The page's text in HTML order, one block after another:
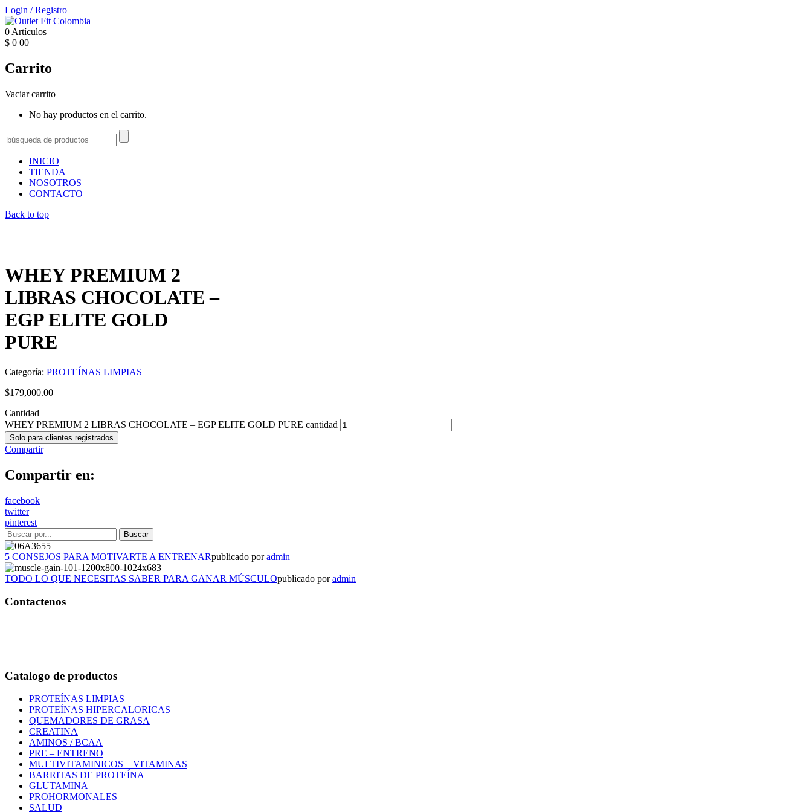
Login /Registro
0 Artículos
$ 0 00
Carrito
Vaciar carrito
No hay productos en el carrito.
INICIO
TIENDA
NOSOTROS
CONTACTO
Back to top
WHEY PREMIUM 2
LIBRAS CHOCOLATE –
EGP ELITE GOLD
PURE
Categoría: PROTEÍNAS LIMPIAS
$179,000.00
Cantidad
WHEY PREMIUM 2 LIBRAS CHOCOLATE – EGP ELITE GOLD PURE cantidad
Solo para clientes registrados
Compartir
Compartir en:
facebook
twitter
pinterest
5 CONSEJOS PARA MOTIVARTE A ENTRENARpublicado poradmin
TODO LO QUE NECESITAS SABER PARA GANAR MÚSCULOpublicado poradmin
Contactenos
Catalogo de productos
PROTEÍNAS LIMPIAS
PROTEÍNAS HIPERCALORICAS
QUEMADORES DE GRASA
CREATINA
AMINOS / BCAA
PRE – ENTRENO
MULTIVITAMINICOS – VITAMINAS
BARRITAS DE PROTEÍNA
GLUTAMINA
PROHORMONALES
SALUD